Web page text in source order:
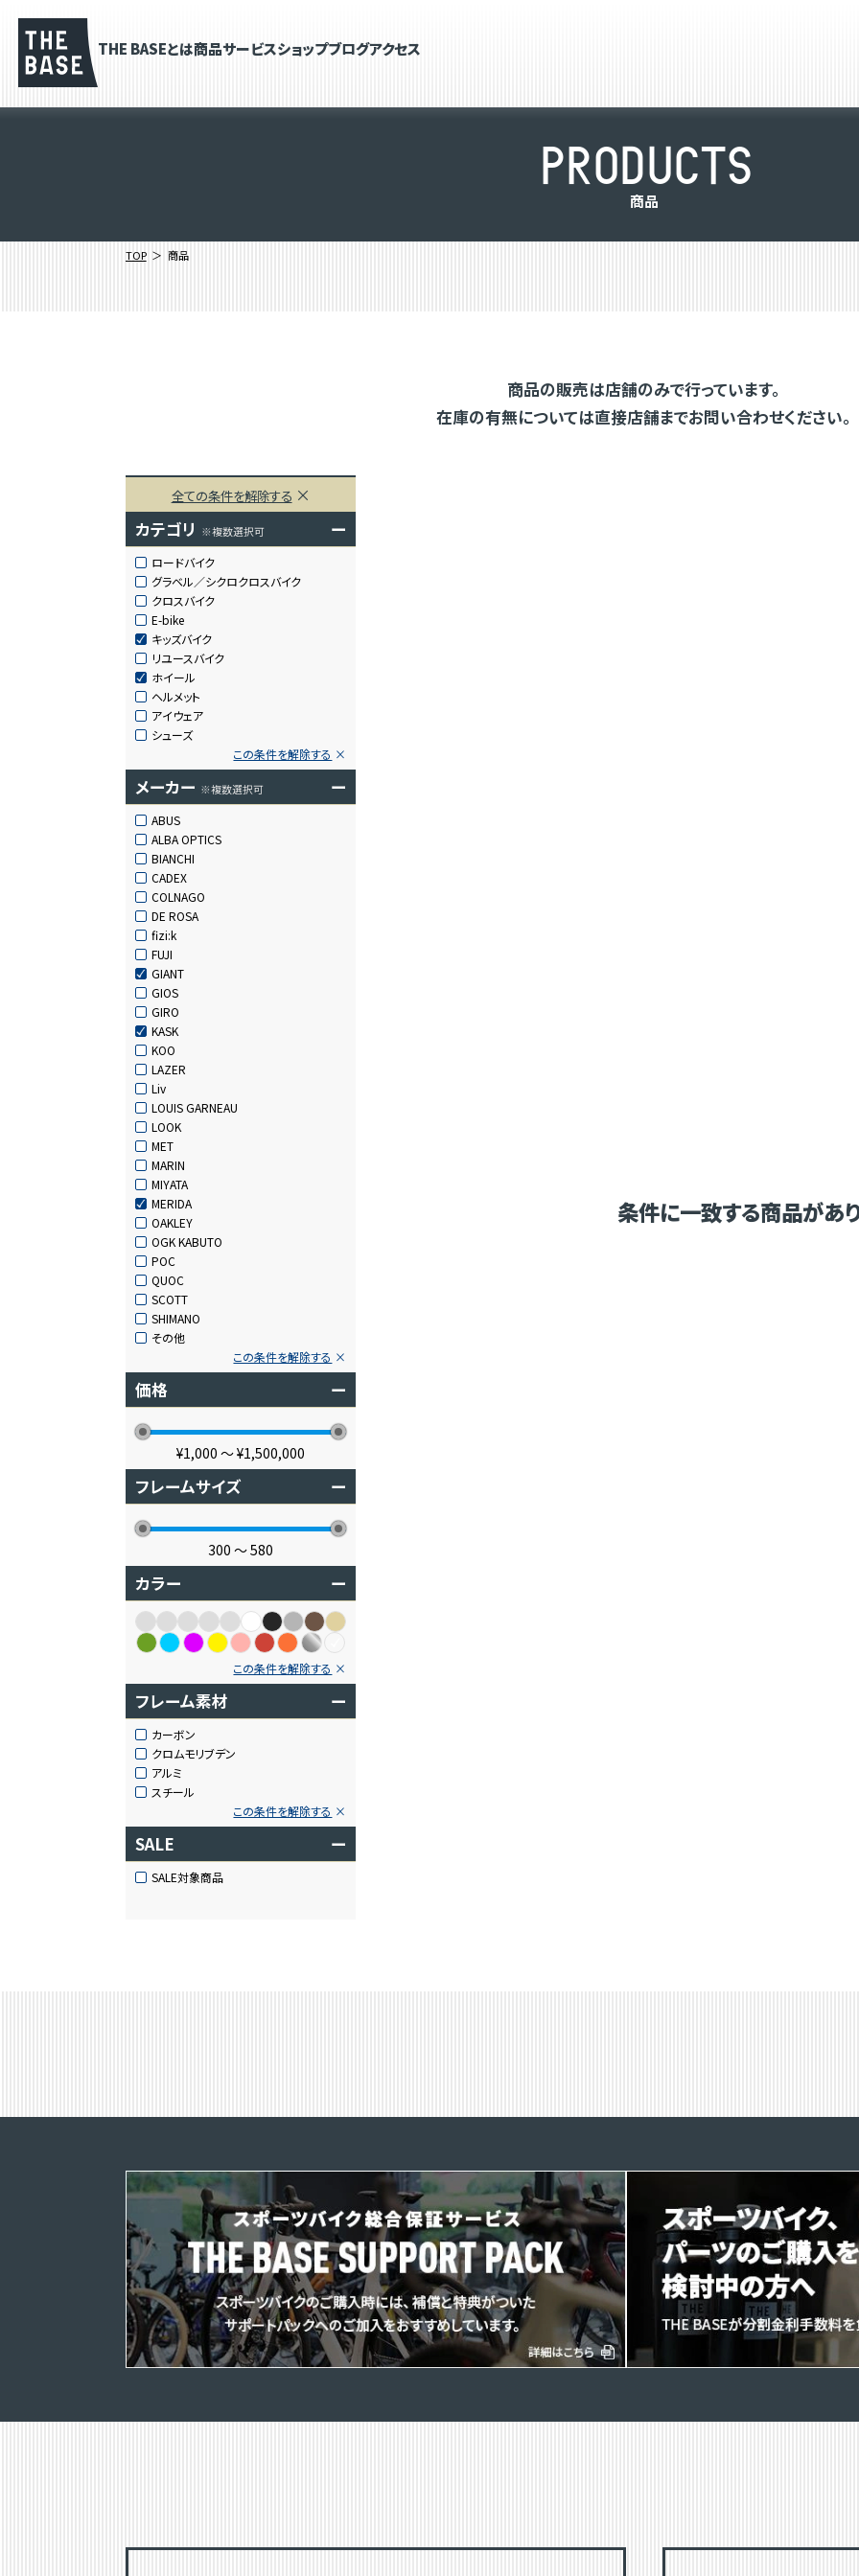
THE BASEとは商品サービスショップブログアクセス
PRODUCTS
商品
TOP 商品
商品の販売は店舗のみで行っています。
在庫の有無については直接店舗までお問い合わせください。
全ての条件を解除する
カテゴリ ※複数選択可 ー
ロードバイク
グラベル／シクロクロスバイク
クロスバイク
E-bike
キッズバイク
リユースバイク
ホイール
ヘルメット
アイウェア
シューズ
この条件を解除する
メーカー ※複数選択可 ー
ABUS
ALBA OPTICS
BIANCHI
CADEX
COLNAGO
DE ROSA
fizi:k
FUJI
GIANT
GIOS
GIRO
KASK
KOO
LAZER
Liv
LOUIS GARNEAU
LOOK
MET
MARIN
MIYATA
MERIDA
OAKLEY
OGK KABUTO
POC
QUOC
SCOTT
SHIMANO
その他
この条件を解除する
価格 ー
¥1,000 〜¥1,500,000
フレームサイズ ー
300 〜580
カラー ー
この条件を解除する
フレーム素材 ー
カーボン
クロムモリブデン
アルミ
スチール
この条件を解除する
SALE ー
SALE対象商品
条件に一致する商品があ